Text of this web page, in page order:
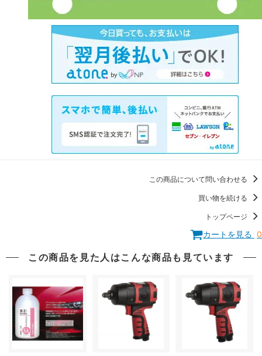
この商品について問い合わせる
買い物を続ける
トップページ
カートを見る 0
この商品を見た人はこんな商品も見ています